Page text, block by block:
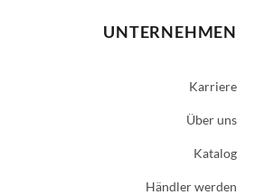
UNTERNEHMEN
Karriere
Über uns
Katalog
Händler werden